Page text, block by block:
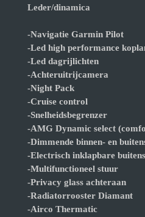
Leder/dinamica
-Navigatie Garmin Pilot
-Led high performance
-Led dagrijlichten
-Achteruitrijcamera
-Night Pack
-Cruise control
-Snelheidsbegrenzer
-AMG Dynamic select
-Dimmende binnen- en
-Electrisch inklapbare
-Multifunctioneel stuur
-Privacy glass achteraan
-Radiatorrooster Diamant
-Airco Thermatic